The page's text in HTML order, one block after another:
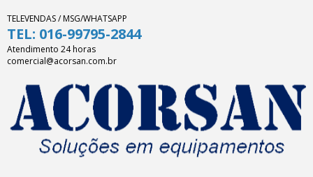
TELEVENDAS / MSG/WHATSAPP
TEL: 016-99795-2844
Atendimento 24 horas
comercial@acorsan.com.br